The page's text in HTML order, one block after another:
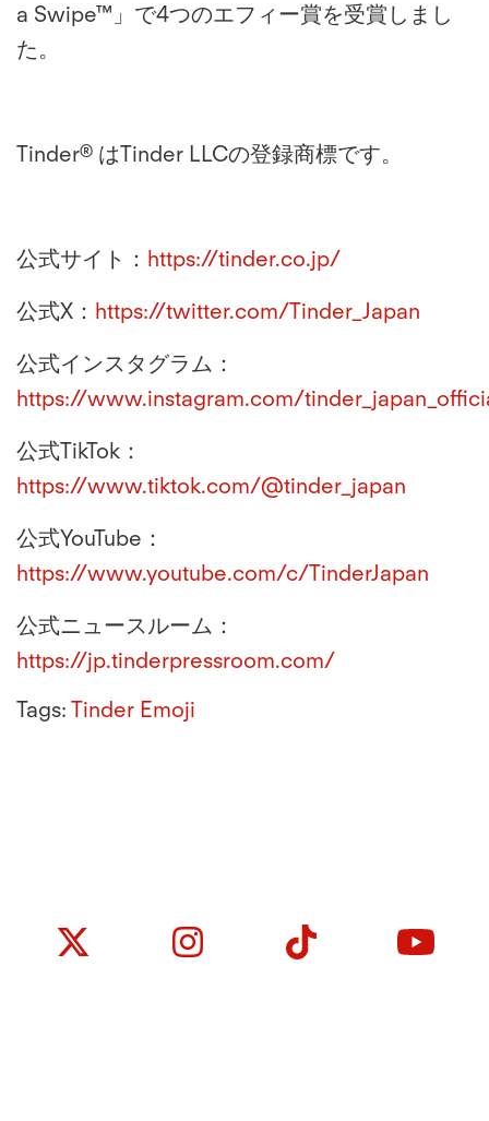
a Swipe™」で4つのエフィー賞を受賞しまし
た。
Tinder® はTinder LLCの登録商標です。
公式サイト： https://tinder.co.jp/
公式X： https://twitter.com/Tinder_Japan
公式インスタグラム：
https://www.instagram.com/
公式TikTok：
https://www.tiktok.com/@tinder_japan
公式YouTube：
https://www.youtube.com/c/TinderJapan
公式ニュースルーム：
https://jp.tinderpressroom.com/
Tags: Tinder Emoji